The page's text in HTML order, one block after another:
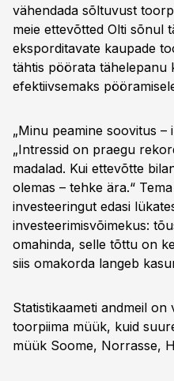
vähendada sõltuvust
meie ettevõtted Olti sõnul
eksporditavate kaupade
tähtis pöörata tähelepanu
efektiivsemaks
„Minu peamine soovitus –
„Intressid on praegu
madalad. Kui ettevõtte
olemas – tehke ära.“
investeeringut edasi
investeerimisvõimekus:
omahinda, selle tõttu on
siis omakorda langeb
Statistikaameti andmeil
toorpiima müük, kuid
müük Soome, Norrasse,